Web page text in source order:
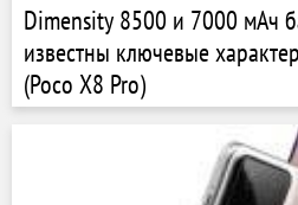
Dimensity 8500 и 7000 мАч
известны ключевые
(Poco X8 Pro)